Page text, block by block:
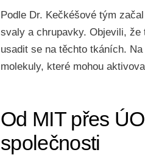
Podle Dr. Kečkéšové tým
svaly a chrupavky. Objevili,
usadit se na těchto tkáních.
molekuly, které mohou
Od MIT přes
společnosti